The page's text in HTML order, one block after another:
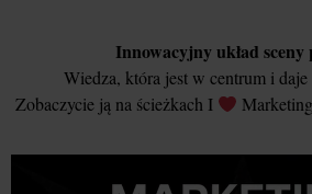
Innowacyjny układ sceny
Wiedza, która jest w centrum i
Zobaczycie ją na ścieżkach I